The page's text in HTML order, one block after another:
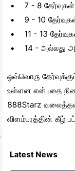
7 - 8
9 - 10
11 - 13
14 - அல்லது
ஒவ்வொரு
உள்ளன என்பதை
888Starz
விளம்பரத்தின் கீழ்
Latest News